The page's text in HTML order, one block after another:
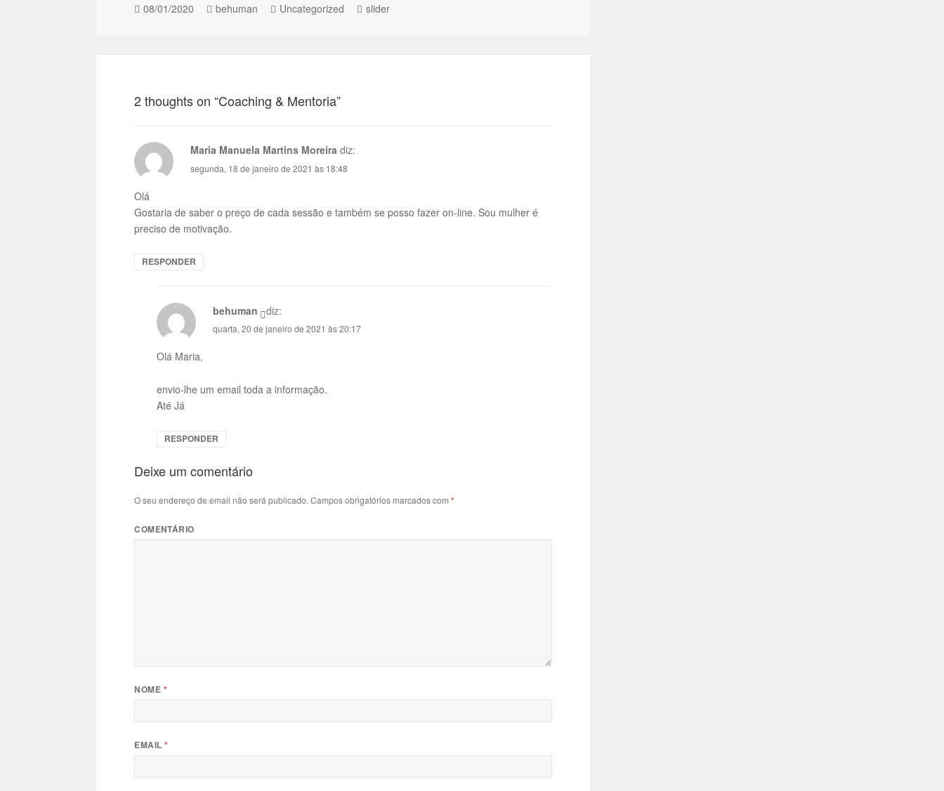
08/01/2020 behuman Uncategorized slider
2 thoughts on “Coaching & Mentoria”
Maria Manuela Martins Moreira diz:
segunda, 18 de janeiro de 2021 às 18:48
Olá
Gostaria de saber o preço de cada sessão e também se posso fazer on-line. Sou mulher é
preciso de motivação.
RESPONDER
behuman diz:
quarta, 20 de janeiro de 2021 às 20:17
Olá Maria,
envio-lhe um email toda a informação.
Até Já
RESPONDER
Deixe um comentário
O seu endereço de email não será publicado.Campos obrigatórios marcados com*
COMENTÁRIO
NOME *
EMAIL *